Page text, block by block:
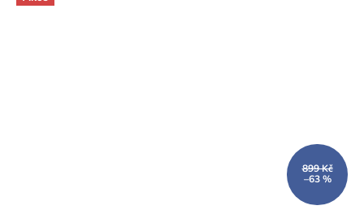
899 Kč
–63 %